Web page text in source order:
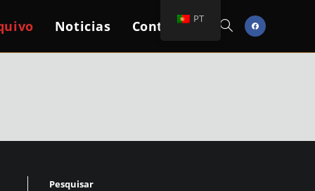
Noticias Contactos Toggle
Pesquisar
PT